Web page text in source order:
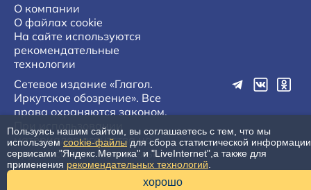
О компании
О файлах cookie
На сайте используются
рекомендательные
технологии
Сетевое издание «Глагол.
Иркутское обозрение». Все
права охраняются законом.
При использовании
материалов агентства на
других сайтах, обязательна
гиперссылка.
Пользуясь нашим сайтом, вы соглашаетесь с тем, что мы
используем cookie-файлы для сбора статистической информации
сервисами "Яндекс.Метрика" и "LiveInternet",а также для
применения рекомендательных технологий
хорошо